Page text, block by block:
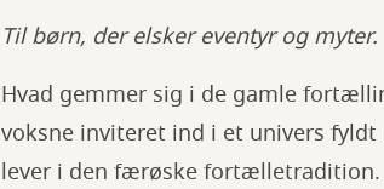
Til børn, der elsker eventyr og myter.
Hvad gemmer sig i de gamle
voksne inviteret ind i et univers
lever i den færøske fortælletradition.